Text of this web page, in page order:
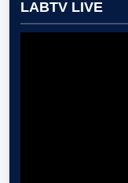
LABTV LIVE